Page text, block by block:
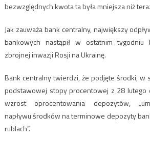
bezwzględnych kwota ta była mniejsza niż
Jak zauważa bank centralny, największy
bankowych nastąpił w ostatnim tygodniu
zbrojnej inwazji Rosji na Ukrainę.
Bank centralny twierdzi, że podjęte środki, w
podstawowej stopy procentowej z 28 lutego
wzrost oprocentowania depozytów,
napływu środków na terminowe depozyty
rublach”.